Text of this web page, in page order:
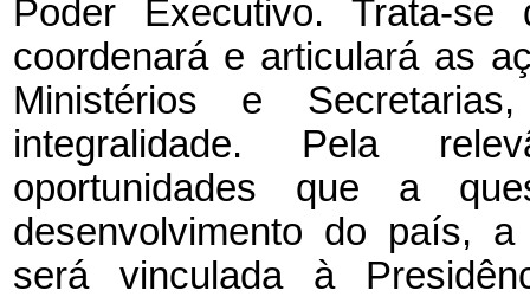
Poder Executivo. Trata-
coordenará e articulará as
Ministérios e
integralidade. Pela
oportunidades que a
desenvolvimento do país,
será vinculada à